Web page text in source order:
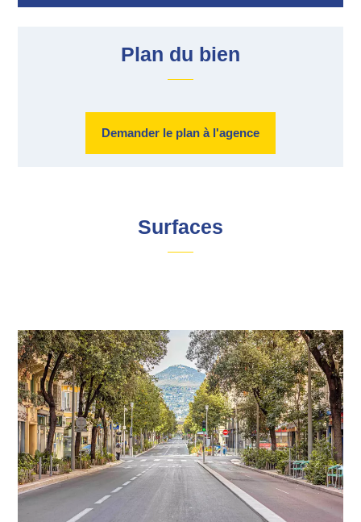
Plan du bien
Demander le plan à l'agence
Surfaces